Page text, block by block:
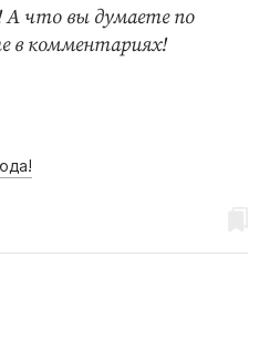
что вы думаете по
в комментариях!